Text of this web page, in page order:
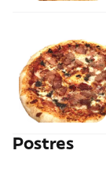
Postres